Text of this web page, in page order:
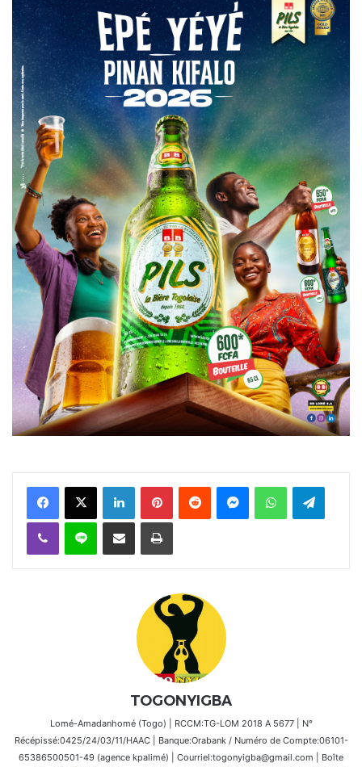
FacebookX Linkedin PinterestReddit MessengerWhatsAppTelegram
Viber Ligne Partager par email Imprimer
TOGONYIGBA
Lomé-Amadanhomé (Togo) | RCCM:TG-LOM 2018 A 5677 | N°
Récépissé:0425/24/03/11/HAAC | Banque:Orabank / Numéro de Compte:06101-
65386500501-49 (agence kpalimé) | Courriel:togonyigba@gmail.com | Boîte